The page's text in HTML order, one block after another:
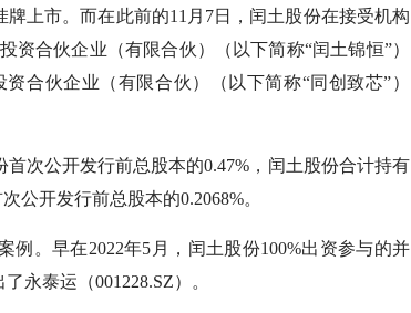
上市。而在此前的11月7日，闰土股份在接受机构
合伙企业（有限合伙）（以下简称“闰土锦恒”）
合伙企业（有限合伙）（以下简称“同创致芯”）
次公开发行前总股本的0.47%，闰土股份合计持有
公开发行前总股本的0.2068%。
。早在2022年5月，闰土股份100%出资参与的并
永泰运（001228.SZ）。